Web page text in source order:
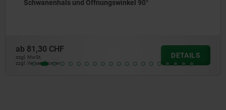
zzgl. Versandkosten